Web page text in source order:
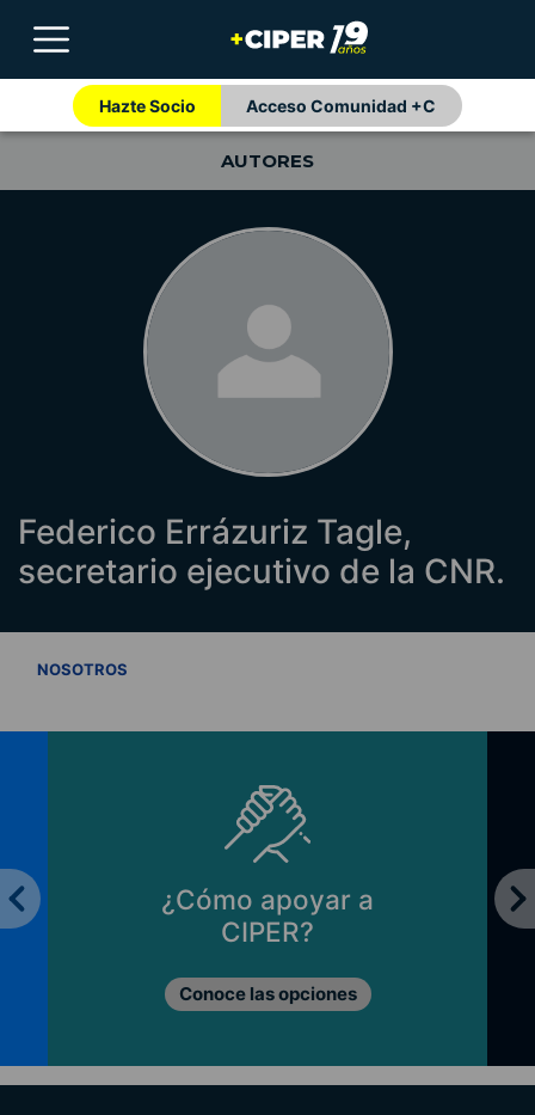
Hazte Socio Acceso Comunidad +C
AUTORES
Federico Errázuriz Tagle,
secretario ejecutivo de la CNR.
NOSOTROS
¿Cómo apoyar a
CIPER?
Conoce las opciones